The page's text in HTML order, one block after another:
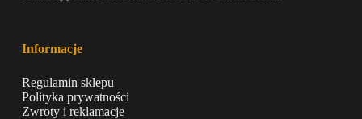
Informacje
Regulamin sklepu
Polityka prywatności
Zwroty i reklamacje